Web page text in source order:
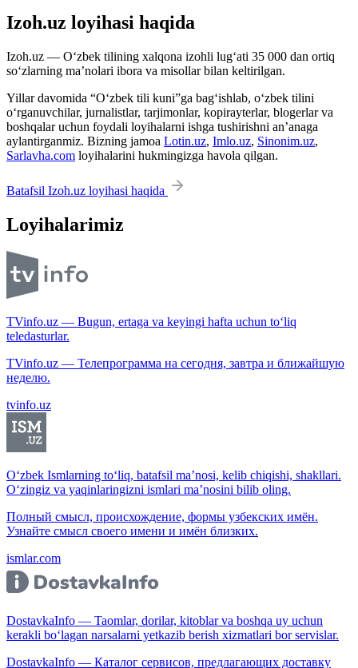
Izoh.uz loyihasi haqida
Izoh.uz — O‘zbek tilining xalqona izohli lug‘ati 35 000 dan ortiq
so‘zlarning ma’nolari ibora va misollar bilan keltirilgan.
Yillar davomida “O‘zbek tili kuni”ga bag‘ishlab, o‘zbek tilini
o‘rganuvchilar, jurnalistlar, tarjimonlar, kopirayterlar, blogerlar va
boshqalar uchun foydali loyihalarni ishga tushirishni an’anaga
aylantirganmiz. Bizning jamoa Lotin.uz, Imlo.uz, Sinonim.uz,
Sarlavha.com loyihalarini hukmingizga havola qilgan.
Batafsil Izoh.uz loyihasi haqida
Loyihalarimiz
TVinfo.uz — Bugun, ertaga va keyingi hafta uchun to‘liq
teledasturlar.
TVinfo.uz — Телепрограмма на сегодня, завтра и ближайшую
неделю.
tvinfo.uz
O‘zbek Ismlarning to‘liq, batafsil ma’nosi, kelib chiqishi, shakllari.
O‘zingiz va yaqinlaringizni ismlari ma’nosini bilib oling.
Полный смысл, происхождение, формы узбекских имён.
Узнайте смысл своего имени и имён близких.
ismlar.com
DostavkaInfo — Taomlar, dorilar, kitoblar va boshqa uy uchun
kerakli bo‘lagan narsalarni yetkazib berish xizmatlari bor servislar.
DostavkaInfo — Каталог сервисов, предлагающих доставку